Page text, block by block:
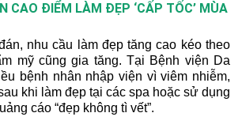
CAO ĐIỂM LÀM ĐẸP ‘CẤP TỐC’ MÙA
nhu cầu làm đẹp tăng cao kéo theo
mỹ cũng gia tăng. Tại Bệnh viện Da
bệnh nhân nhập viện vì viêm nhiễm,
khi làm đẹp tại các spa hoặc sử dụng
cáo “đẹp không tì vết”.